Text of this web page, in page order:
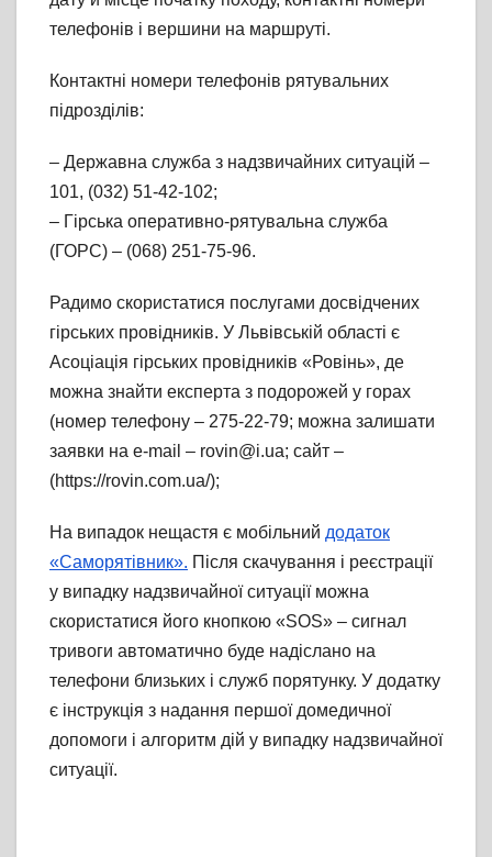
телефонів і вершини на маршруті.
Контактні номери телефонів рятувальних
підрозділів:
– Державна служба з надзвичайних ситуацій –
101, (032) 51-42-102;
– Гірська оперативно-рятувальна служба
(ГОРС) – (068) 251-75-96.
Радимо скористатися послугами досвідчених
гірських провідників. У Львівській області є
Асоціація гірських провідників «Ровінь», де
можна знайти експерта з подорожей у горах
(номер телефону – 275-22-79; можна залишати
заявки на e-mail – rovin@i.ua; сайт –
(https://rovin.com.ua/);
На випадок нещастя є мобільний додаток
«Саморятівник». Після скачування і реєстрації
у випадку надзвичайної ситуації можна
скористатися його кнопкою «SOS» – сигнал
тривоги автоматично буде надіслано на
телефони близьких і служб порятунку. У додатку
є інструкція з надання першої домедичної
допомоги і алгоритм дій у випадку надзвичайної
ситуації.